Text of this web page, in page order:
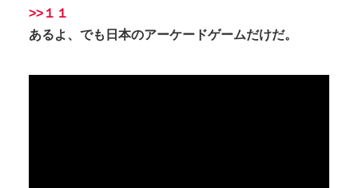
>>１１
あるよ、でも日本のアーケードゲームだけだ。